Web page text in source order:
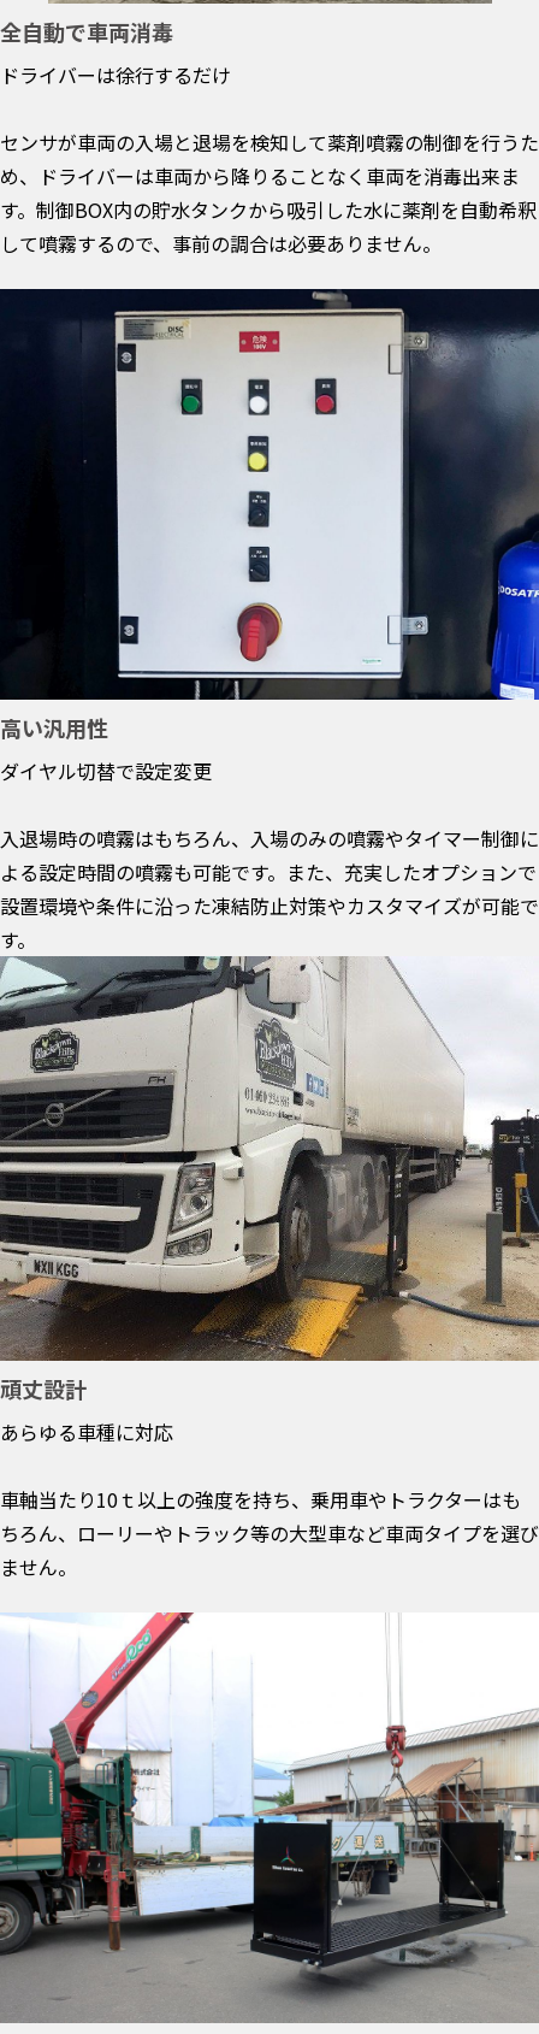
全自動で車両消毒
ドライバーは徐行するだけ
センサが車両の入場と退場を検知して薬剤噴霧の制御を行うた
め、ドライバーは車両から降りることなく車両を消毒出来ま
す。制御BOX内の貯水タンクから吸引した水に薬剤を自動希釈
して噴霧するので、事前の調合は必要ありません。
高い汎用性
ダイヤル切替で設定変更
入退場時の噴霧はもちろん、入場のみの噴霧やタイマー制御に
よる設定時間の噴霧も可能です。また、充実したオプションで
設置環境や条件に沿った凍結防止対策やカスタマイズが可能で
す。
頑丈設計
あらゆる車種に対応
車軸当たり10ｔ以上の強度を持ち、乗用車やトラクターはも
ちろん、ローリーやトラック等の大型車など車両タイプを選び
ません。